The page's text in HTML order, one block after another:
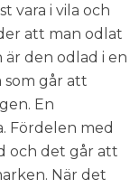
vara i vila och
att man odlat
är den odlad i en
som går att
En
Fördelen med
och det går att
När det